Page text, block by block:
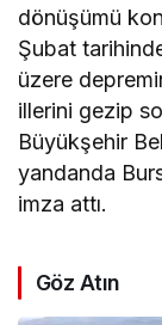
dönüşümü
Şubat
üzere
illerini gezip
Büyükşehir
yandanda
imza attı.
Göz Atın